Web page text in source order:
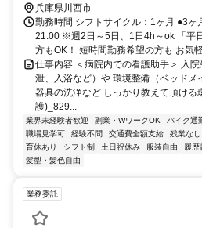
勤OK（派遣先による）
兵庫県川西市
勤務時間 シフトサイクル：1ヶ月 ●3ヶ
21:00 ※週2日～5日、1日4h～ok 「平
方もOK！ 短時間勤務希望の方も お気
仕事内容 ＜病院内での看護助手＞ 入
泄、入浴など）や 環境整備（ベッドメ
器具の洗浄など しっかり教えて頂ける
護)_829...
業界未経験者歓迎 副業・WワークOK バイク通
職場見学可
経験不問 交通費全額支給 残業なし
育休あり
シフト制 土日祝休み 服装自由 履歴
髪型・髪色自由
業務委託